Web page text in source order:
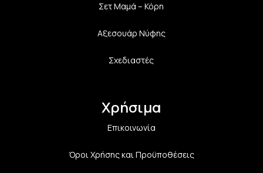
Σετ Μαμά – Κόρη
Αξεσουάρ Νύφης
Σχεδιαστές
Χρήσιμα
Επικοινωνία
Όροι Χρήσης και Προϋποθέσεις